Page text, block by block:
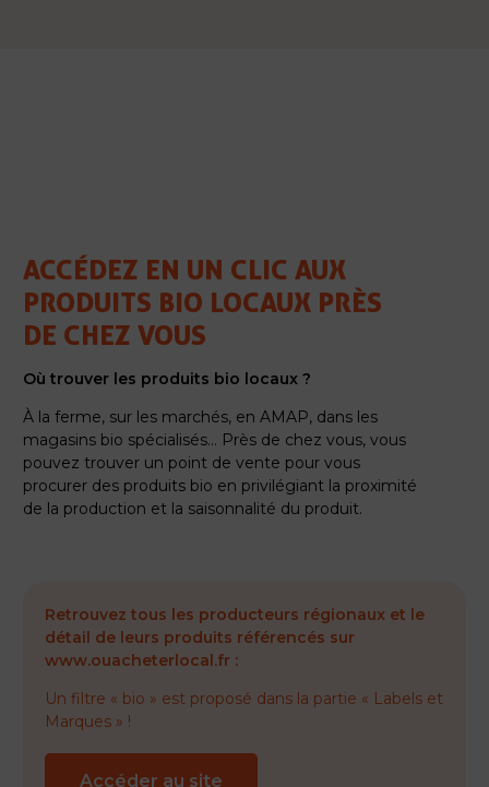
ACCÉDEZ EN UN CLIC AUX
PRODUITS BIO LOCAUX PRÈS
DE CHEZ VOUS
Où trouver les produits bio locaux ?
À la ferme, sur les marchés, en AMAP, dans les
magasins bio spécialisés… Près de chez vous, vous
pouvez trouver un point de vente pour vous
procurer des produits bio en privilégiant la proximité
de la production et la saisonnalité du produit.
Retrouvez tous les producteurs régionaux et le
détail de leurs produits référencés sur
www.ouacheterlocal.fr :
Un filtre « bio » est proposé dans la partie « Labels et
Marques » !
Accéder au site